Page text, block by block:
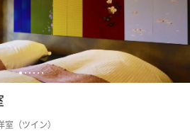
¥40,000~
¥ 38,000 ~
123456
室（ツイン）